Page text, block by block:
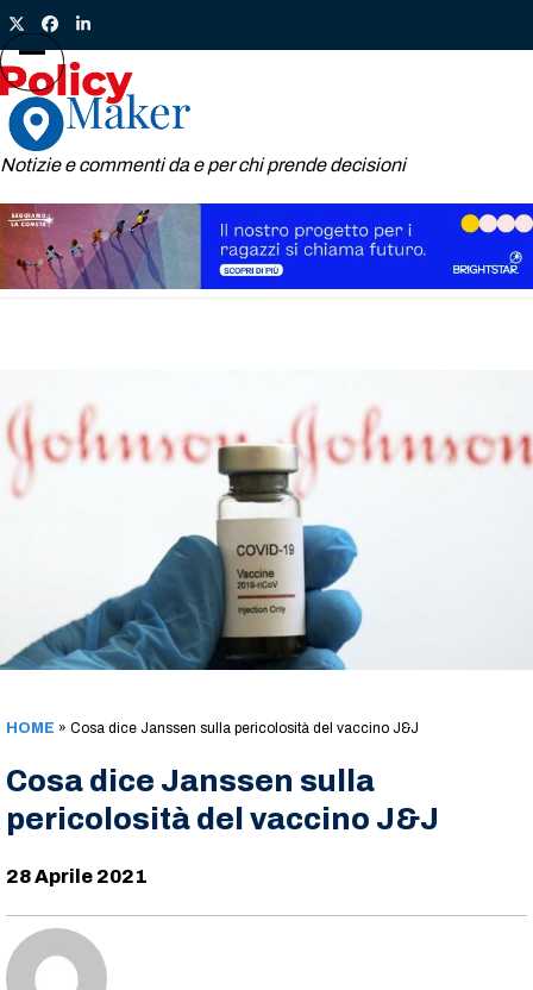
Skip
to
content
TwitterFacebook
LinkedIn
Notizie e commenti da e per chi prende decisioni
Open
mobile
menu
Close
mobile
menu
HOME » Cosa dice Janssen sulla pericolosità del vaccino J&J
Cosa dice Janssen sulla
pericolosità del vaccino J&J
28 Aprile 2021